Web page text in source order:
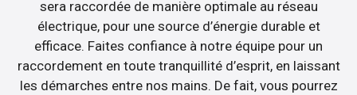
sera raccordée de manière optimale au réseau
électrique, pour une source d’énergie durable et
efficace. Faites confiance à notre équipe pour un
raccordement en toute tranquillité d’esprit, en laissant
les démarches entre nos mains. De fait, vous pourrez